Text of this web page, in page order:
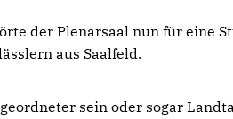
der Plenarsaal nun für eine
aus Saalfeld.
sein oder sogar